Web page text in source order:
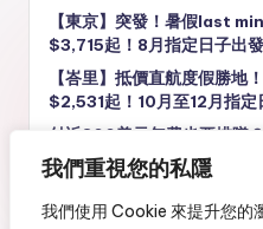
我們重視您的私隱
我們使用 Cookie 來提升您的
【東京】突發！暑假last
$3,715起！8月指定日子出發
【峇里】抵價直航度假勝地
$2,531起！10月至12月指定
付近800美元年費也要排隊
【台北】價錢都唔錯！台北4